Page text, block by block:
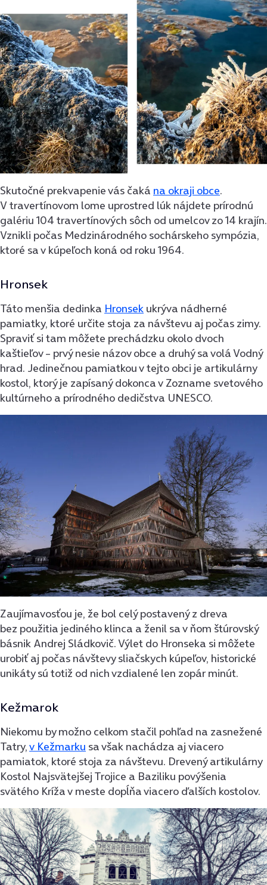
Skutočné prekvapenie vás čaká na okraji obce.
V travertínovom lome uprostred lúk nájdete prírodnú
galériu 104 travertínových sôch od umelcov zo 14 krajín.
Vznikli počas Medzinárodného sochárskeho sympózia,
ktoré sa v kúpeľoch koná od roku 1964.
Hronsek
Táto menšia dedinka Hronsek ukrýva nádherné
pamiatky, ktoré určite stoja za návštevu aj počas zimy.
Spraviť si tam môžete prechádzku okolo dvoch
kaštieľov – prvý nesie názov obce a druhý sa volá Vodný
hrad. Jedinečnou pamiatkou v tejto obci je artikulárny
kostol, ktorý je zapísaný dokonca v Zozname svetového
kultúrneho a prírodného dedičstva UNESCO.
Zaujímavosťou je, že bol celý postavený z dreva
bez použitia jediného klinca a ženil sa v ňom štúrovský
básnik Andrej Sládkovič. Výlet do Hronseka si môžete
urobiť aj počas návštevy sliačskych kúpeľov, historické
unikáty sú totiž od nich vzdialené len zopár minút.
Kežmarok
Niekomu by možno celkom stačil pohľad na zasnežené
Tatry,v Kežmarku sa však nachádza aj viacero
pamiatok, ktoré stoja za návštevu. Drevený artikulárny
Kostol Najsvätejšej Trojice a Baziliku povýšenia
svätého Kríža v meste dopĺňa viacero ďalších kostolov.